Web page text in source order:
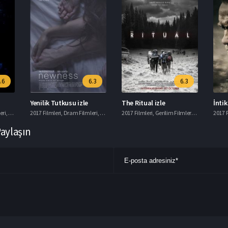
, Korku Filmleri ,Macera Filmleri
6.3
Yenilik Tutkusu izle
2017 Filmleri, Dram Filmleri, Romantik Filmler
6.3
The Ritual izle
2017 Filmleri, Gerilim Filmleri , Gizem2017